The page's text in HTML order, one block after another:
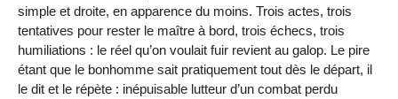
simple et droite, en apparence du moins. Trois actes, trois
tentatives pour rester le maître à bord, trois échecs, trois
humiliations : le réel qu’on voulait fuir revient au galop. Le pire
étant que le bonhomme sait pratiquement tout dès le départ, il
le dit et le répète : inépuisable lutteur d’un combat perdu